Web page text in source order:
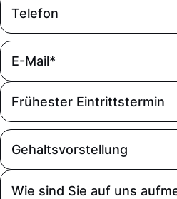
Wie sind Sie auf uns